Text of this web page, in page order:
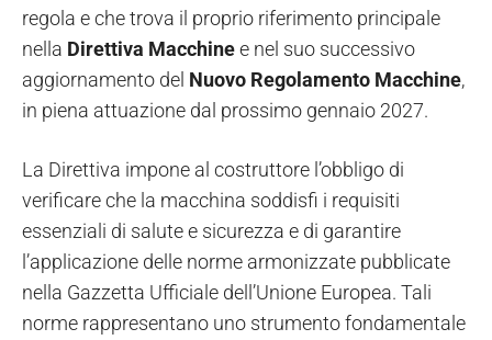
regola e che trova il proprio riferimento principale
nella Direttiva Macchinee nel suo successivo
aggiornamento del Nuovo Regolamento Macchine,
in piena attuazione dal prossimo gennaio 2027.
La Direttiva impone al costruttore l’obbligo di
verificare che la macchina soddisfi i requisiti
essenziali di salute e sicurezza e di garantire
l’applicazione delle norme armonizzate pubblicate
nella Gazzetta Ufficiale dell’Unione Europea. Tali
norme rappresentano uno strumento fondamentale